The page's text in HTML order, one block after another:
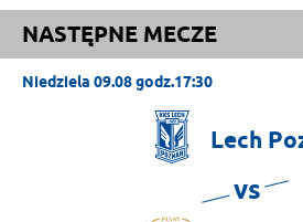
NASTĘPNE MECZE
Niedziela 09.08 godz.17:30
Lech
vs